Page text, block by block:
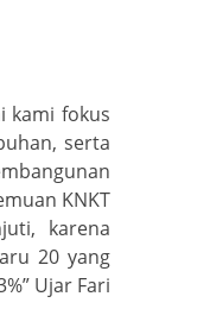
kami fokus
serta
KNKT
karena
20 yang
Ujar Fari